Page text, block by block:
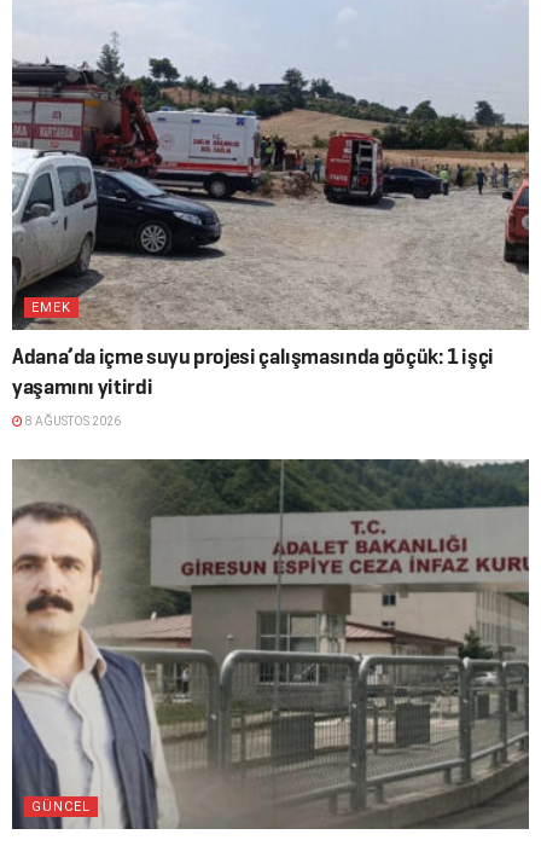
EMEK
Adana’da içme suyu projesi çalışmasında göçük: 1 işçi
yaşamını yitirdi
8 AĞUSTOS 2026
GÜNCEL